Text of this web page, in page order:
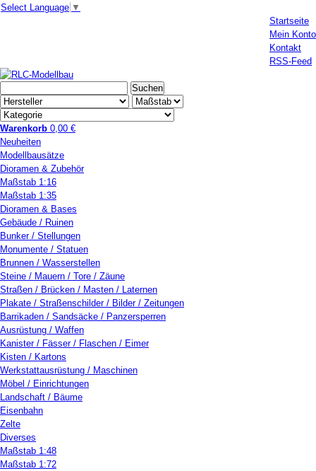
Select Language ▼
Startseite
Mein Konto
Kontakt
RSS-Feed
Warenkorb 0,00 €
Neuheiten
Modellbausätze
Dioramen & Zubehör
Maßstab 1:16
Maßstab 1:35
Dioramen & Bases
Gebäude / Ruinen
Bunker / Stellungen
Monumente / Statuen
Brunnen / Wasserstellen
Steine / Mauern / Tore / Zäune
Straßen / Brücken / Masten / Laternen
Plakate / Straßenschilder / Bilder / Zeitungen
Barrikaden / Sandsäcke / Panzersperren
Ausrüstung / Waffen
Kanister / Fässer / Flaschen / Eimer
Kisten / Kartons
Werkstattausrüstung / Maschinen
Möbel / Einrichtungen
Landschaft / Bäume
Eisenbahn
Zelte
Diverses
Maßstab 1:48
Maßstab 1:72